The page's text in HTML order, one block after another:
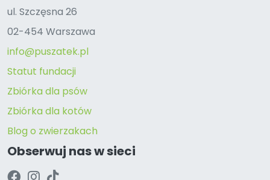
ul. Szczęsna 26
02-454 Warszawa
info@puszatek.pl
Statut fundacji
Zbiórka dla psów
Zbiórka dla kotów
Blog o zwierzakach
Obserwuj nas w sieci